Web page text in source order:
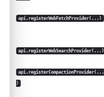
api.registerWebFetchProvider(...)
api.registerWebSearchProvider(...)
api.registerCompactionProvider(...
)